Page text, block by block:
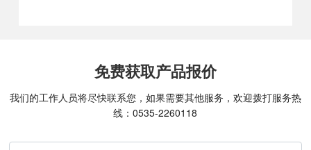
免费获取产品报价
我们的工作人员将尽快联系您，如果需要其他服务，欢迎拨打服务热
线：0535-2260118